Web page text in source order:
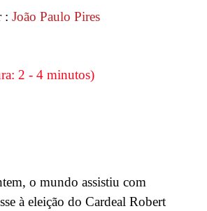
: João Paulo Pires
2 - 4 minutos)
o mundo assistiu com
à eleição do Cardeal Robert